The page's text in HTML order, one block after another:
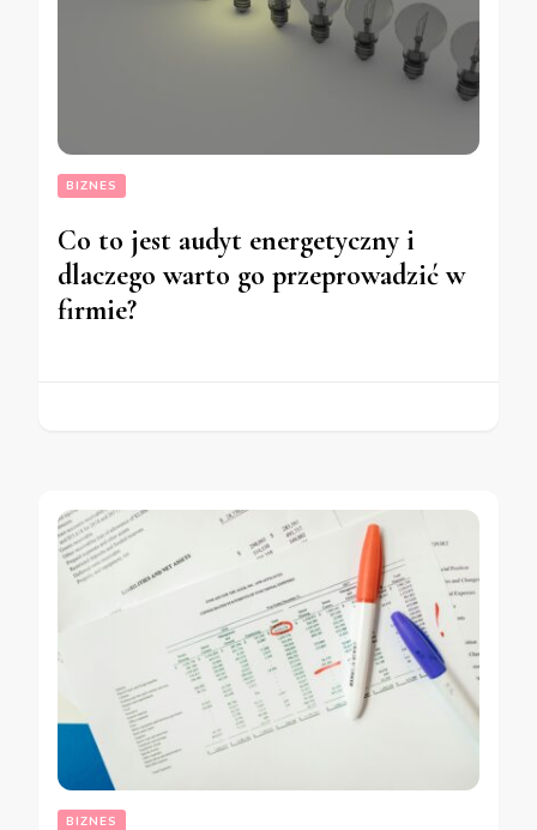
BIZNES
Co to jest audyt energetyczny i
dlaczego warto go przeprowadzić w
firmie?
BIZNES